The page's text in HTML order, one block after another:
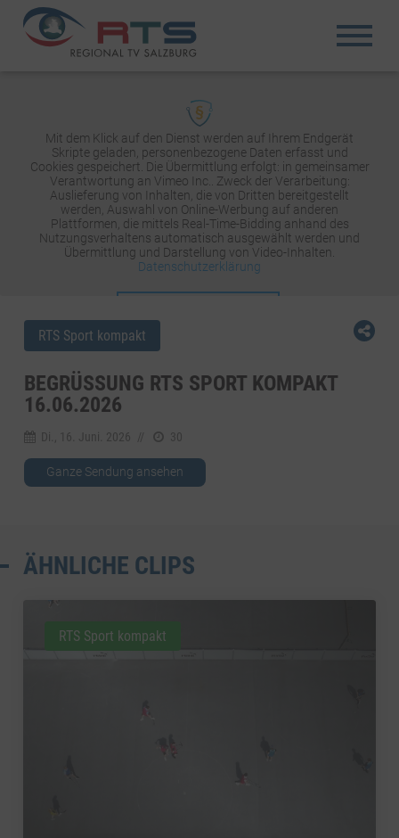
Mit dem Klick auf den Dienst werden auf Ihrem Endgerät
Skripte geladen, personenbezogene Daten erfasst und
Cookies gespeichert. Die Übermittlung erfolgt: in gemeinsamer
Verantwortung an Vimeo Inc.. Zweck der Verarbeitung:
Auslieferung von Inhalten, die von Dritten bereitgestellt
werden, Auswahl von Online-Werbung auf anderen
Plattformen, die mittels Real-Time-Bidding anhand des
Nutzungsverhaltens automatisch ausgewählt werden und
Übermittlung und Darstellung von Video-Inhalten.
Datenschutzerklärung
RTS Sport kompakt
BEGRÜSSUNG RTS SPORT KOMPAKT 1
6.06.2026
Di., 16. Juni. 2026 30
Ganze Sendung ansehen
ÄHNLICHE CLIPS
RTS Sport kompakt